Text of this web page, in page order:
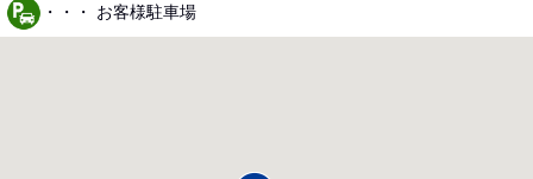
・・・ お客様駐車場